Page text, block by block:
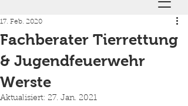
Fachberater Tierrettung
& Jugendfeuerwehr
Werste
17. Feb. 2020
Aktualisiert: 27. Jan. 2021